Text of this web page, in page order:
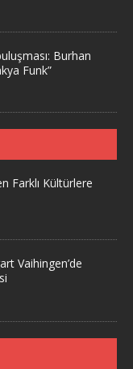
Burhan
Funk”
Farklı Kültürlere
Vaihingen’de